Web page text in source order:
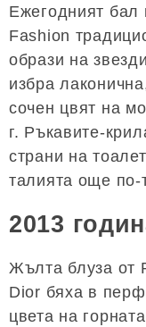
Ежегодният бал
Fashion
образи на
избра
сочен цвят на
г. Ръкавите-
страни на
талията още по-
2013
Жълта блуза от
Dior бяха в
цвета на